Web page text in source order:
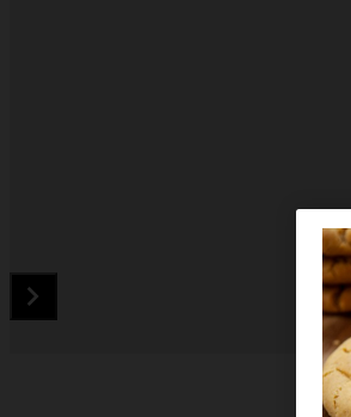
Diapositiva 1 de 5. bq Aquaris X5 -